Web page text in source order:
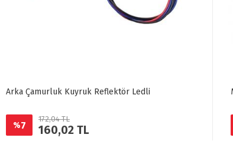
Arka Çamurluk Kuyruk Reflektör Ledli
%7
172,04 TL
160,02 TL